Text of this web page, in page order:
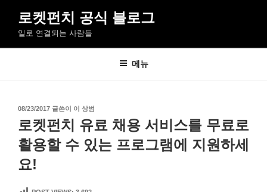
로
로켓펀치 공식 블로그
일로 연결되는 사람들
메뉴
작
성
일
자
08/23/2017 글쓴이 이 상범
로켓펀치 유료 채용 서비스를 무료로
활용할 수 있는 프로그램에 지원하세
요!